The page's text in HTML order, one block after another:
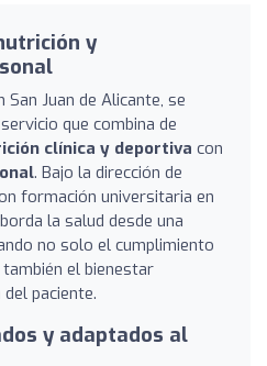
y
San Juan de Alicante, se
que combina de
clínica y deportiva con
. Bajo la dirección de
formación universitaria en
la salud desde una
no solo el cumplimiento
el bienestar
paciente.
y adaptados al